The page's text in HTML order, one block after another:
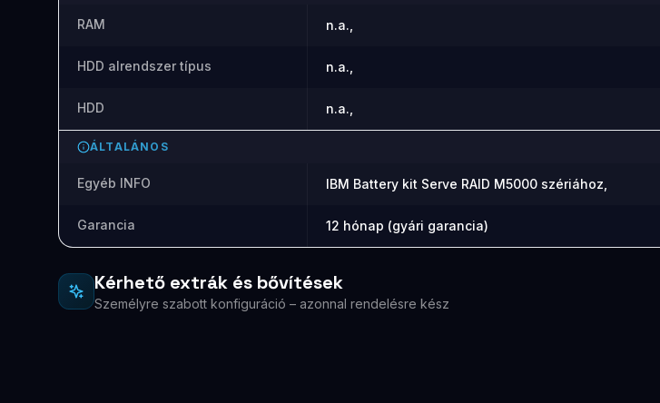
RAM n.a.,
HDD alrendszer típus n.a.,
HDD n.a.,
ÁLTALÁNOS
Egyéb INFO IBM Battery kit Serve RAID M5000 szériához,
Garancia 12 hónap (gyári garancia)
Kérhető extrák és bővítések
Személyre szabott konfiguráció – azonnal rendelésre kész